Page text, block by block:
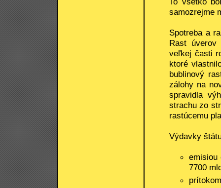
samozrejme
Spotreba a
Rast
veľkej časti
ktoré
bublinový
zálohy na
spravidla
strachu zo
rastúcemu
Výdavky
emisiou
7700